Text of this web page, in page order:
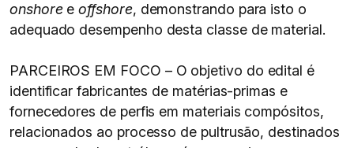
onshoreeoffshore, demonstrando para isto o
adequado desempenho desta classe de material.
PARCEIROS EM FOCO – O objetivo do edital é
identificar fabricantes de matérias-primas e
fornecedores de perfis em materiais compósitos,
relacionados ao processo de pultrusão, destinados